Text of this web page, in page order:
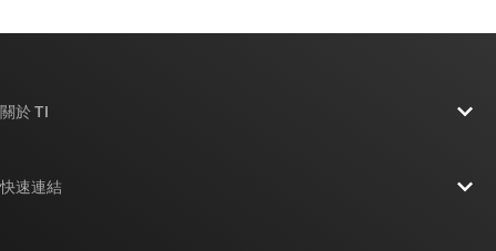
關於 TI
快速連結